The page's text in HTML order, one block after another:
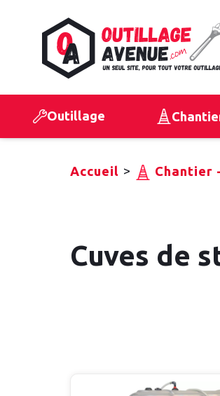
Outillage
Accueil > Chantier
Cuves de